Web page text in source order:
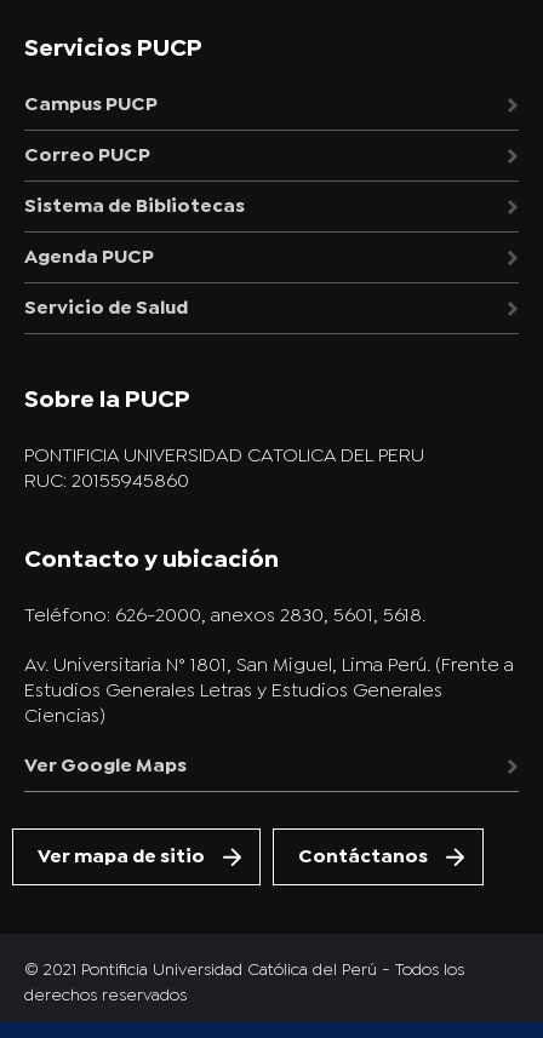
Servicios PUCP
Campus PUCP
Correo PUCP
Sistema de Bibliotecas
Agenda PUCP
Servicio de Salud
Sobre la PUCP
PONTIFICIA UNIVERSIDAD CATOLICA DEL PERU
RUC: 20155945860
Contacto y ubicación
Teléfono: 626-2000, anexos 2830, 5601, 5618.
Av. Universitaria N° 1801, San Miguel, Lima Perú. (Frente a
Estudios Generales Letras y Estudios Generales
Ciencias)
Ver Google Maps
Ver mapa de sitio Contáctanos
© 2021 Pontificia Universidad Católica del Perú - Todos los
derechos reservados